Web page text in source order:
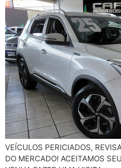
VEÍCULOS PERICIADOS,
DO MERCADO! ACEITAMOS